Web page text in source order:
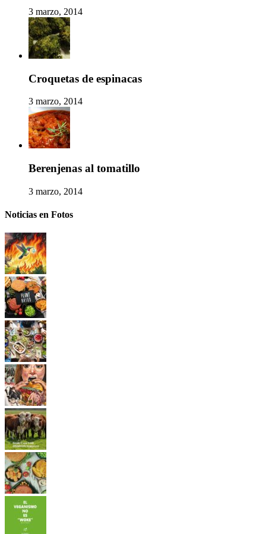
3 marzo, 2014
Croquetas de espinacas
3 marzo, 2014
Berenjenas al tomatillo
3 marzo, 2014
Noticias en Fotos